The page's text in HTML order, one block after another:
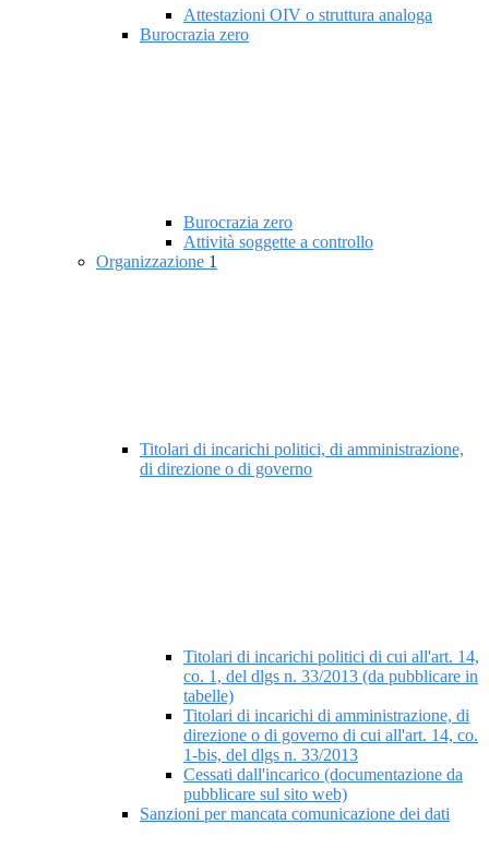
Attestazioni OIV o struttura analoga
Burocrazia zero
Burocrazia zero
Attività soggette a controllo
Organizzazione 1
Titolari di incarichi politici, di amministrazione,
di direzione o di governo
Titolari di incarichi politici di cui all'art. 14,
co. 1, del dlgs n. 33/2013 (da pubblicare in
tabelle)
Titolari di incarichi di amministrazione, di
direzione o di governo di cui all'art. 14, co.
1-bis, del dlgs n. 33/2013
Cessati dall'incarico (documentazione da
pubblicare sul sito web)
Sanzioni per mancata comunicazione dei dati